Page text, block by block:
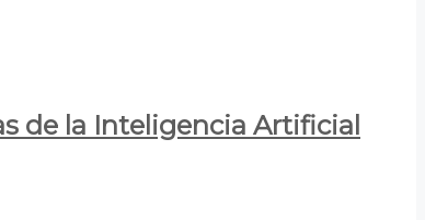
de la Inteligencia Artificial